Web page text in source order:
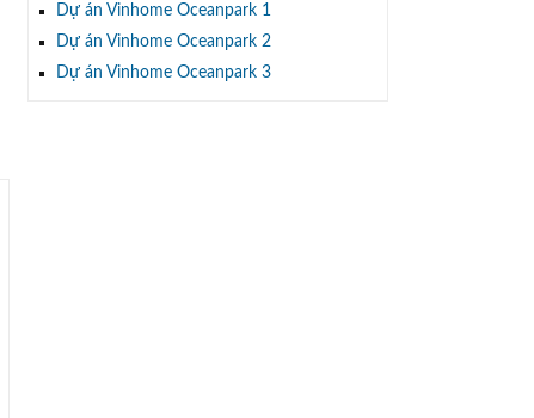
Dự án Vinhome Oceanpark 1
Dự án Vinhome Oceanpark 2
Dự án Vinhome Oceanpark 3